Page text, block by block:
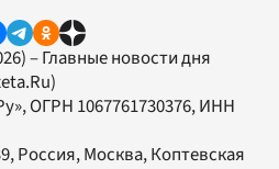
– Главные новости дня
, ОГРН 1067761730376, ИНН
Россия, Москва, Коптевская